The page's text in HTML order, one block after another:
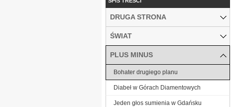
DRUGA STRONA
ŚWIAT
PLUS MINUS
Bohater drugiego planu
Diabeł w Górach Diamentowych
Jeden głos sumienia w Gdańsku